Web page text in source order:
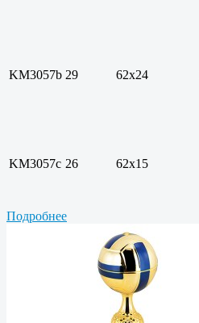
KM3057b 29 62x24
KM3057c 26 62x15
Подробнее